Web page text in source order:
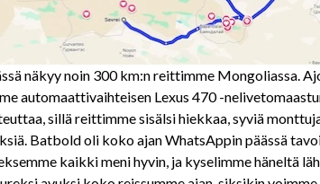
näkyy noin 300 km:n reittimme Mongoliassa.
automaattivaihteisen Lexus 470 -
sillä reittimme sisälsi hiekkaa, syviä
Batbold oli koko ajan WhatsAppin päässä
kaikki meni hyvin, ja kyselimme häneltä